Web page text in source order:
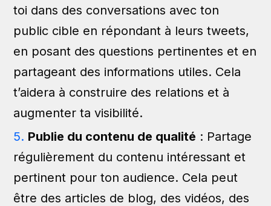
toi dans des conversations avec ton
public cible en répondant à leurs tweets,
en posant des questions pertinentes et en
partageant des informations utiles. Cela
t’aidera à construire des relations et à
augmenter ta visibilité.
Publie du contenu de qualité : Partage
régulièrement du contenu intéressant et
pertinent pour ton audience. Cela peut
être des articles de blog, des vidéos, des